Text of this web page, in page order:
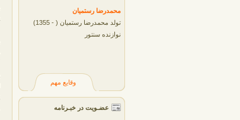
محمدرضا رستميان
تولد محمدرضا رستمیان ( - 1355)
نوازنده سنتور
وقایع مهم
عضـویت در خبـرنامه